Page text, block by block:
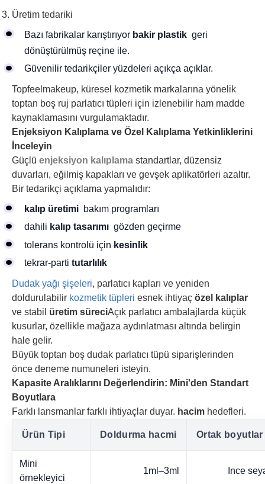
Üretim tedariki
Bazı fabrikalar karıştırıyor bakir plastik geri
dönüştürülmüş reçine ile.
Güvenilir tedarikçiler yüzdeleri açıkça açıklar.
Topfeelmakeup, küresel kozmetik markalarına yönelik
toptan boş ruj parlatıcı tüpleri için izlenebilir ham madde
kaynaklamasını vurgulamaktadır.
Enjeksiyon Kalıplama ve Özel Kalıplama Yetkinliklerini
İnceleyin
Güçlü enjeksiyon kalıplama standartlar, düzensiz
duvarları, eğilmiş kapakları ve gevşek aplikatörleri azaltır.
Bir tedarikçi açıklama yapmalıdır:
kalıp üretimi bakım programları
dahili kalıp tasarımı gözden geçirme
tolerans kontrolü için kesinlik
tekrar-parti tutarlılık
Dudak yağı şişeleri, parlatıcı kapları ve yeniden
doldurulabilir kozmetik tüpleri esnek ihtiyaç özel kalıplar
ve stabil üretim süreciAçık parlatıcı ambalajlarda küçük
kusurlar, özellikle mağaza aydınlatması altında belirgin
hale gelir.
Büyük toptan boş dudak parlatıcı tüpü siparişlerinden
önce deneme numuneleri isteyin.
Kapasite Aralıklarını Değerlendirin: Mini'den Standart
Boyutlara
Farklı lansmanlar farklı ihtiyaçlar duyar. hacim hedefleri.
Ürün Tipi Doldurma hacmi Ortak boyutlar
Mini
örnekleyici
1ml–3ml Ince